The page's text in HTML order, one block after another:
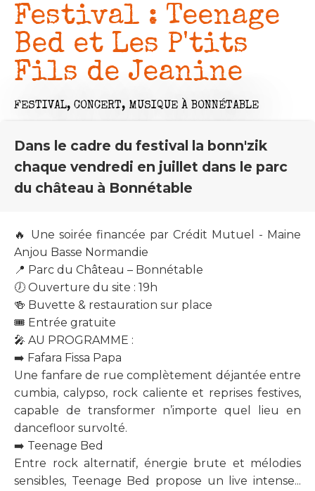
Festival : Teenage
Bed et Les P'tits
Fils de Jeanine
FESTIVAL, CONCERT, MUSIQUE À BONNÉTABLE
Dans le cadre du festival la bonn'zik
chaque vendredi en juillet dans le parc
du château à Bonnétable
🔥 Une soirée financée par Crédit Mutuel - Maine
Anjou Basse Normandie
📍 Parc du Château – Bonnétable
🕖 Ouverture du site : 19h
🍻 Buvette & restauration sur place
🎟 Entrée gratuite
🎤 AU PROGRAMME :
➡️ Fafara Fissa Papa
Une fanfare de rue complètement déjantée entre
cumbia, calypso, rock caliente et reprises festives,
capable de transformer n’importe quel lieu en
dancefloor survolté.
➡️ Teenage Bed
Entre rock alternatif, énergie brute et mélodies
sensibles, Teenage Bed propose un live intense...